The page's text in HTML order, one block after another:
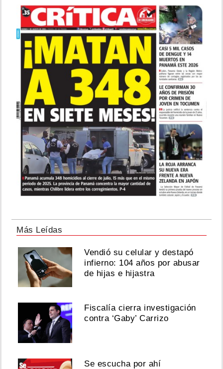
Más Leídas
Vendió su celular y destapó
infierno: 104 años por abusar
de hijas e hijastra
Fiscalía cierra investigación
contra ‘Gaby’ Carrizo
Se escucha por ahí